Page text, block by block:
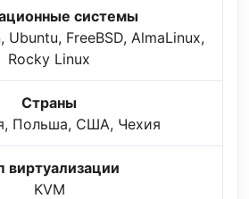
системы
Ubuntu, FreeBSD, AlmaLinux,
Rocky Linux
Страны
Польша, США, Чехия
виртуализации
KVM